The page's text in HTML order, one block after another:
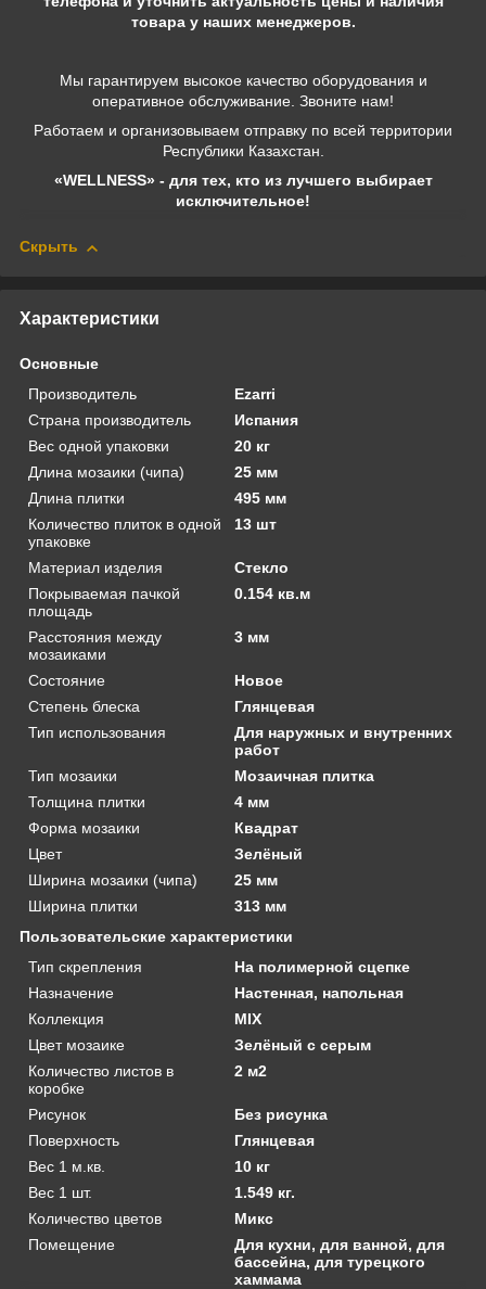
товара у наших менеджеров.
Мы гарантируем высокое качество оборудования и
оперативное обслуживание. Звоните нам!
Работаем и организовываем отправку по всей территории
Республики Казахстан.
«WELLNESS» - для тех, кто из лучшего выбирает
исключительное!
Скрыть
Характеристики
Основные
Производитель
Ezarri
Страна производитель
Испания
Вес одной упаковки
20 кг
Длина мозаики (чипа)
25 мм
Длина плитки
495 мм
Количество плиток в одной
упаковке
13 шт
Материал изделия
Стекло
Покрываемая пачкой
площадь
0.154 кв.м
Расстояния между
мозаиками
3 мм
Состояние
Новое
Степень блеска
Глянцевая
Тип использования
Для наружных и внутренних
работ
Тип мозаики
Мозаичная плитка
Толщина плитки
4 мм
Форма мозаики
Квадрат
Цвет
Зелёный
Ширина мозаики (чипа)
25 мм
Ширина плитки
313 мм
Пользовательские характеристики
Тип скрепления
На полимерной сцепке
Назначение
Настенная, напольная
Коллекция
MIX
Цвет мозаике
Зелёный с серым
Количество листов в
коробке
2 м2
Рисунок
Без рисунка
Поверхность
Глянцевая
Вес 1 м.кв.
10 кг
Вес 1 шт.
1.549 кг.
Количество цветов
Микс
Помещение
Для кухни, для ванной, для
бассейна, для турецкого
хаммама